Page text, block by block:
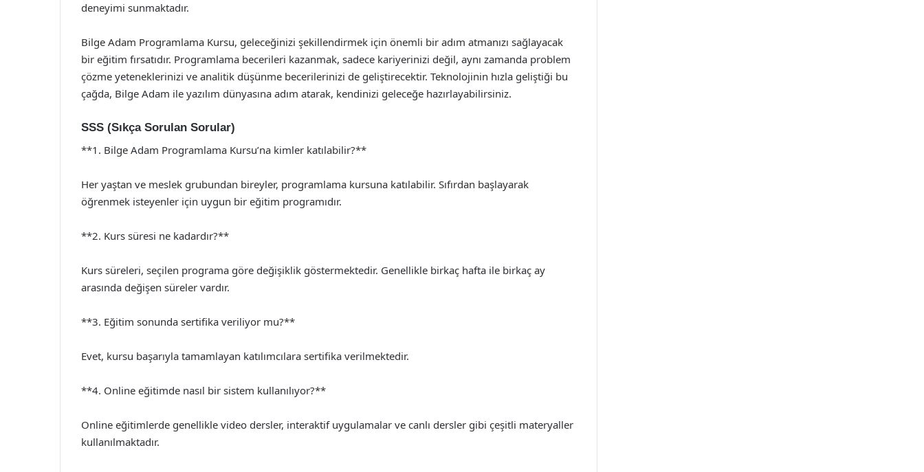
deneyimi sunmaktadır.
Bilge Adam Programlama Kursu, geleceğinizi şekillendirmek için önemli bir adım atmanızı sağlayacak
bir eğitim fırsatıdır. Programlama becerileri kazanmak, sadece kariyerinizi değil, aynı zamanda problem
çözme yeteneklerinizi ve analitik düşünme becerilerinizi de geliştirecektir. Teknolojinin hızla geliştiği bu
çağda, Bilge Adam ile yazılım dünyasına adım atarak, kendinizi geleceğe hazırlayabilirsiniz.
SSS (Sıkça Sorulan Sorular)
**1. Bilge Adam Programlama Kursu’na kimler katılabilir?**
Her yaştan ve meslek grubundan bireyler, programlama kursuna katılabilir. Sıfırdan başlayarak
öğrenmek isteyenler için uygun bir eğitim programıdır.
**2. Kurs süresi ne kadardır?**
Kurs süreleri, seçilen programa göre değişiklik göstermektedir. Genellikle birkaç hafta ile birkaç ay
arasında değişen süreler vardır.
**3. Eğitim sonunda sertifika veriliyor mu?**
Evet, kursu başarıyla tamamlayan katılımcılara sertifika verilmektedir.
**4. Online eğitimde nasıl bir sistem kullanılıyor?**
Online eğitimlerde genellikle video dersler, interaktif uygulamalar ve canlı dersler gibi çeşitli materyaller
kullanılmaktadır.